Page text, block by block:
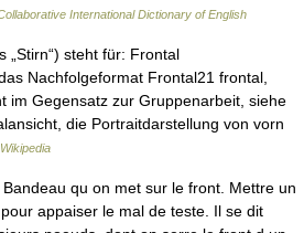
International Dictionary of English
steht für: Frontal
Nachfolgeformat Frontal21 frontal,
im Gegensatz zur Gruppenarbeit, siehe
die Portraitdarstellung von vorn
qu on met sur le front. Mettre un
appaiser le mal de teste. Il se dit